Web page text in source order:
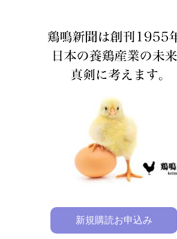
新規購読お申込み